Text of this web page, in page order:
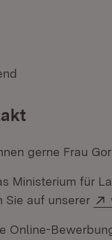
gerne Frau
Ministerium für
Sie auf unserer
Online-